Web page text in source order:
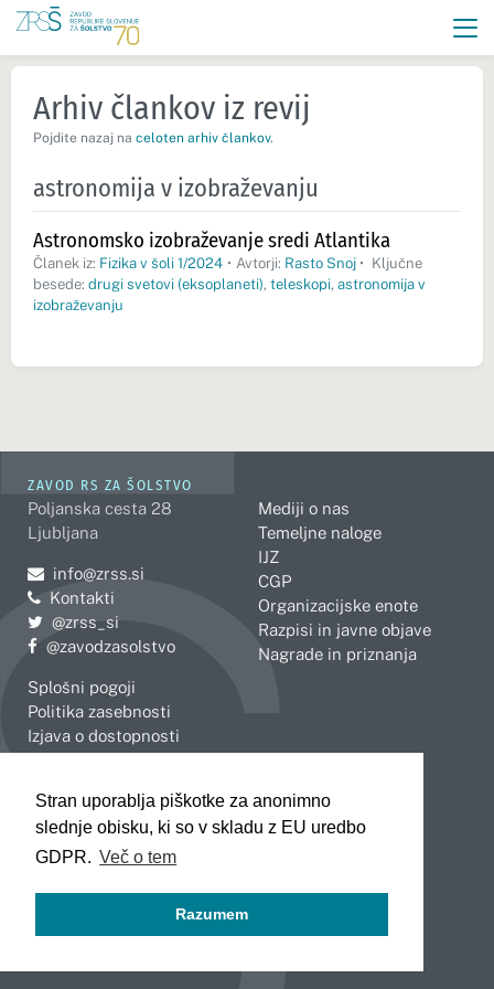
Stran uporablja piškotke za anonimno
slednje obisku, ki so v skladu z EU uredbo
GDPR. Več o tem
Razumem
Arhiv člankov iz revij
Pojdite nazaj na celoten arhiv člankov.
astronomija v izobraževanju
Astronomsko izobraževanje sredi Atlantika
Članek iz: Fizika v šoli 1/2024 • Avtorji: Rasto Snoj • Ključne
besede: drugi svetovi (eksoplaneti), teleskopi, astronomija v
izobraževanju
ZAVOD RS ZA ŠOLSTVO
Poljanska cesta 28
Ljubljana
Pošljite e-mail na
info@zrss.si
Kontakti
Pojdite na Twitter:
@zrss_si
Pojdite na Facebook:
@zavodzasolstvo
Splošni pogoji
Politika zasebnosti
Izjava o dostopnosti
Mediji o nas
Temeljne naloge
IJZ
CGP
Organizacijske enote
Razpisi in javne objave
Nagrade in priznanja
Celje
Koper
Kranj
Novo mesto
Slovenj Gradec